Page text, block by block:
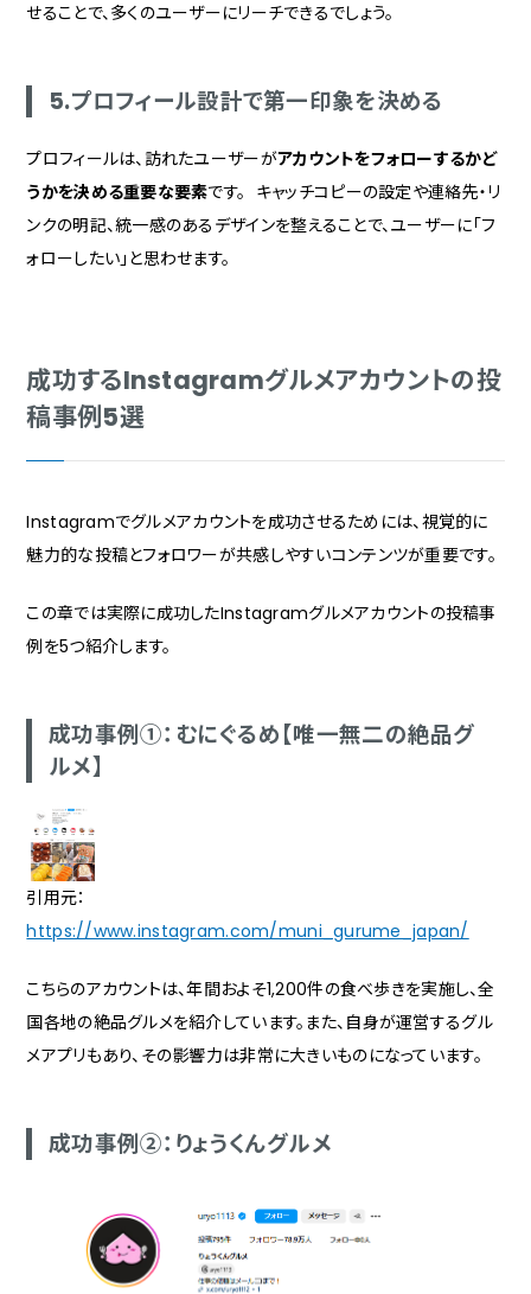
せることで、多くのユーザーにリーチできるでしょう。
5.プロフィール設計で第一印象を決める
プロフィールは、訪れたユーザーがアカウントをフォローするかど
うかを決める重要な要素です。 キャッチコピーの設定や連絡先・リ
ンクの明記、統一感のあるデザインを整えることで、ユーザーに「フ
ォローしたい」と思わせます。
成功するInstagramグルメアカウントの投
稿事例5選
Instagramでグルメアカウントを成功させるためには、視覚的に
魅力的な投稿とフォロワーが共感しやすいコンテンツが重要です。
この章では実際に成功したInstagramグルメアカウントの投稿事
例を5つ紹介します。
成功事例①：むにぐるめ【唯一無二の絶品グ
ルメ】
引用元：
https://www.instagram.com/muni_gurume_japan/
こちらのアカウントは、年間およそ1,200件の食べ歩きを実施し、全
国各地の絶品グルメを紹介しています。また、自身が運営するグル
メアプリもあり、その影響力は非常に大きいものになっています。
成功事例②：りょうくんグルメ